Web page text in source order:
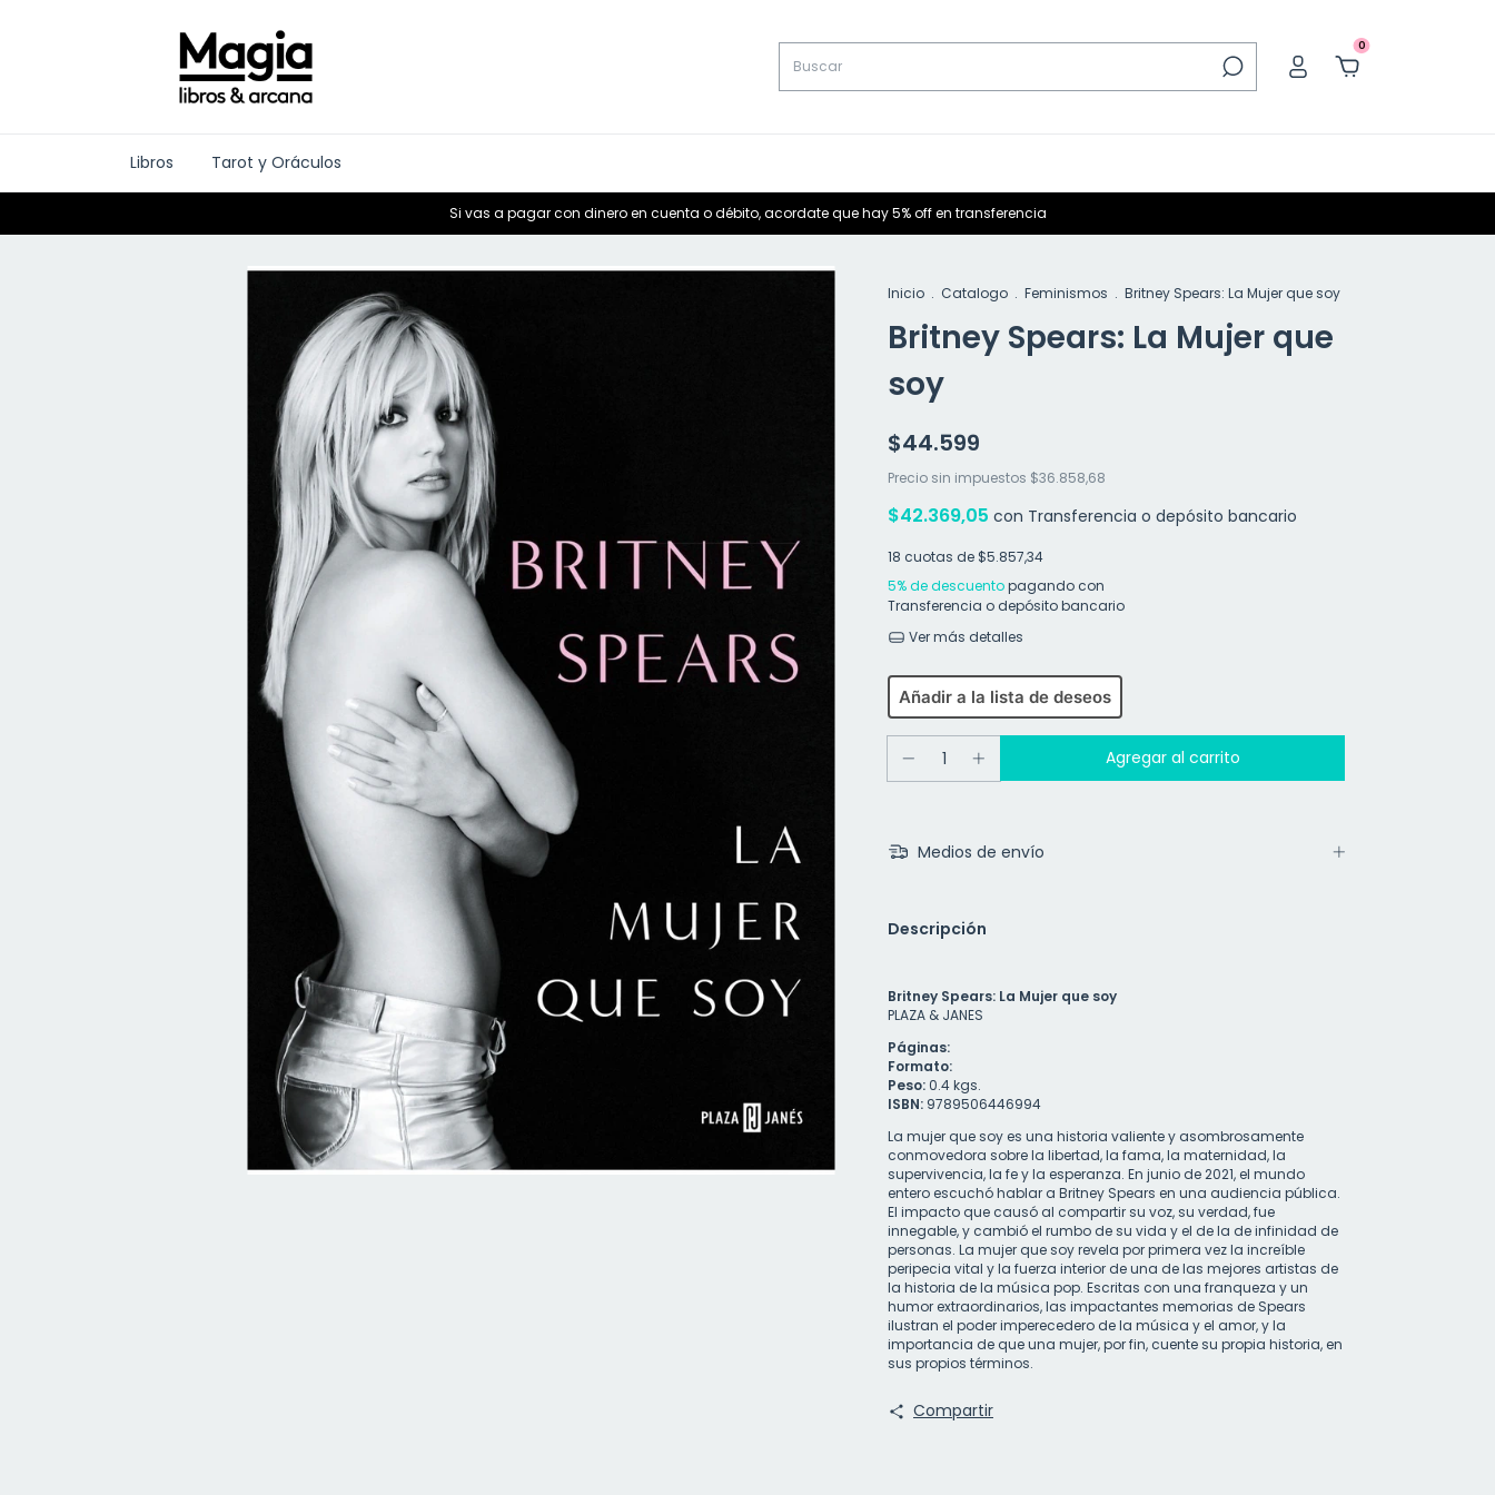
0
Libros Tarot y Oráculos
Si vas a pagar con dinero en cuenta o débito, acordate que hay 5% off en transferencia
Inicio . Catalogo . Feminismos . Britney Spears: La Mujer que soy
Britney Spears: La Mujer que
soy
$44.599
Precio sin impuestos $36.858,68
$42.369,05 con Transferencia o depósito bancario
18 cuotas de $5.857,34
5% de descuentopagando con
Transferencia o depósito bancario
Ver más detalles
Añadir a la lista de deseos
Medios de envío
Descripción
Britney Spears: La Mujer que soy
PLAZA & JANES
Páginas:
Formato:
Peso: 0.4 kgs.
ISBN: 9789506446994
La mujer que soy es una historia valiente y asombrosamente
conmovedora sobre la libertad, la fama, la maternidad, la
supervivencia, la fe y la esperanza. En junio de 2021, el mundo
entero escuchó hablar a Britney Spears en una audiencia pública.
El impacto que causó al compartir su voz, su verdad, fue
innegable, y cambió el rumbo de su vida y el de la de infinidad de
personas. La mujer que soy revela por primera vez la increíble
peripecia vital y la fuerza interior de una de las mejores artistas de
la historia de la música pop. Escritas con una franqueza y un
humor extraordinarios, las impactantes memorias de Spears
ilustran el poder imperecedero de la música y el amor, y la
importancia de que una mujer, por fin, cuente su propia historia, en
sus propios términos.
Compartir